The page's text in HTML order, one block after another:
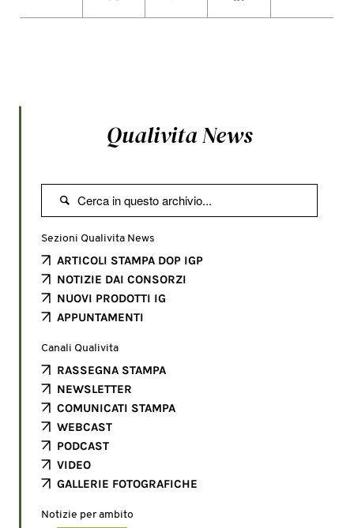
Qualivita News

Sezioni Qualivita News
ARTICOLI STAMPA DOP IGP
NOTIZIE DAI CONSORZI
NUOVI PRODOTTI IG
APPUNTAMENTI
Canali Qualivita
RASSEGNA STAMPA
NEWSLETTER
COMUNICATI STAMPA
WEBCAST
PODCAST
VIDEO
GALLERIE FOTOGRAFICHE
Notizie per ambito